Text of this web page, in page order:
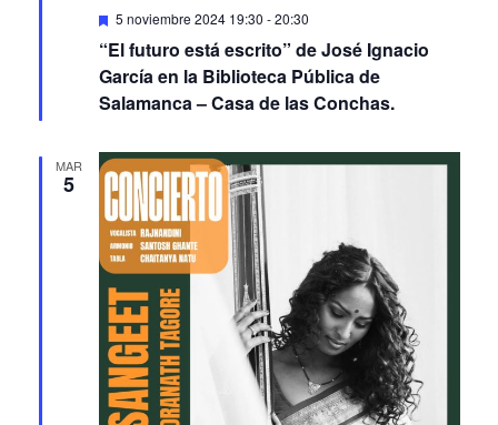
Featured
5 noviembre 2024 19:30 -20:30
“El futuro está escrito” de José Ignacio
García en la Biblioteca Pública de
Salamanca – Casa de las Conchas.
MAR
5